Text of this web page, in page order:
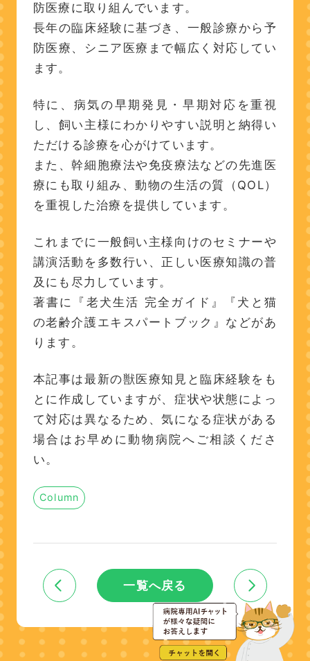
防医療に取り組んでいます。
長年の臨床経験に基づき、一般診療から予
防医療、シニア医療まで幅広く対応してい
ます。
特に、病気の早期発見・早期対応を重視
し、飼い主様にわかりやすい説明と納得い
ただける診療を心がけています。
また、幹細胞療法や免疫療法などの先進医
療にも取り組み、動物の生活の質（QOL）
を重視した治療を提供しています。
これまでに一般飼い主様向けのセミナーや
講演活動を多数行い、正しい医療知識の普
及にも尽力しています。
著書に『老犬生活 完全ガイド』『犬と猫
の老齢介護エキスパートブック』などがあ
ります。
本記事は最新の獣医療知見と臨床経験をも
とに作成していますが、症状や状態によっ
て対応は異なるため、気になる症状がある
場合はお早めに動物病院へご相談くださ
い。
Column
一覧へ戻る